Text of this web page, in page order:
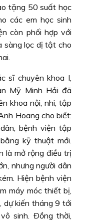
tặng 50 suất học
các em học sinh
còn phối hợp với
sàng lọc dị tật cho
sĩ chuyên khoa I,
Mỹ Minh Hải đã
khoa nội, nhi, tập
Hoang cho biết:
bệnh viện tập
kỹ thuật mới.
là mở rộng điều trị
nhưng người dân
Hiện bệnh viện
máy móc thiết bị,
kiến tháng 9 tới
sinh. Ðồng thời,